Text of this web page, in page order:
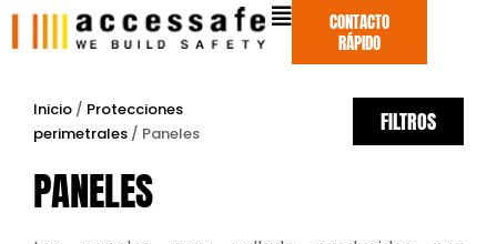
CONTACTO
RÁPIDO
Inicio / Protecciones
perimetrales / Paneles FILTROS
PANELES